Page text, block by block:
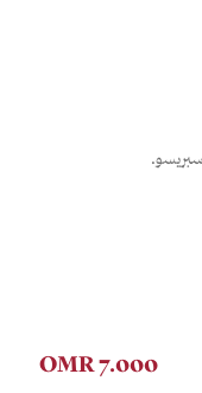
7.000